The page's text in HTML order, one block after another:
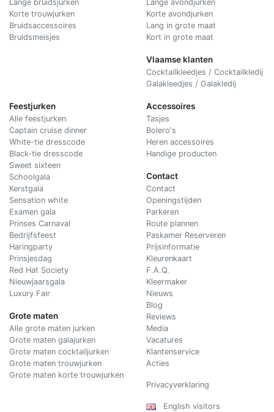
Lange bruidsjurken
Korte trouwjurken
Bruidsaccessoires
Bruidsmeisjes
Lange avondjurken
Korte avondjurken
Lang in grote maat
Kort in grote maat
Vlaamse klanten
Cocktailkleedjes / Cocktailkledij
Galakleedjes / Galakledij
Feestjurken
Alle feestjurken
Captain cruise dinner
White-tie dresscode
Black-tie dresscode
Sweet sixteen
Schoolgala
Kerstgala
Sensation white
Examen gala
Prinses Carnaval
Bedrijfsfeest
Haringparty
Prinsjesdag
Red Hat Society
Nieuwjaarsgala
Luxury Fair
Grote maten
Alle grote maten jurken
Grote maten galajurken
Grote maten cocktailjurken
Grote maten trouwjurken
Grote maten korte trouwjurken
Accessoires
Tasjes
Bolero's
Heren accessoires
Handige producten
Contact
Contact
Openingstijden
Parkeren
Route plannen
Paskamer Reserveren
Prijsinformatie
Kleurenkaart
F.A.Q.
Kleermaker
Nieuws
Blog
Reviews
Media
Vacatures
Klantenservice
Acties
Privacyverklaring
English visitors